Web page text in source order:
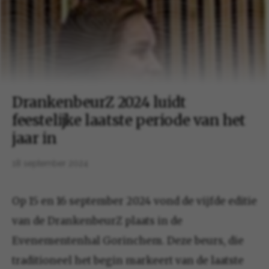
DrankenbeurZ 2024 luidt
feestelijke laatste periode van het
jaar in
Op 15 en 16 september 2024 vond de vijfde editie
van de DrankenbeurZ plaats in de
Evenementenhal Gorinchem. Deze beurs, die
traditioneel het begin markeert van de laatste